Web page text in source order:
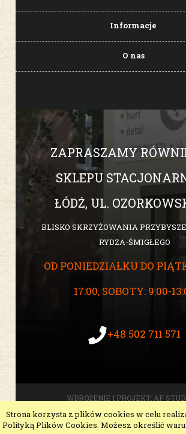
Strona korzysta z plików cookies w celu
Polityką Plików Cookies. Możesz określić
Informacje
O nas
ZAPRASZAMY
SKLEPU
ŁÓDŹ, UL.
BLISKO SKRZYŻOWANIA
RYDZA-ŚMIGŁEGO
OD PONIEDZIAŁKU DO
17:00, SOBOTY: 9:00-
+48 502 711 571
WDROŻENIE I PROJEKT:AF
pokaż pełną wersję